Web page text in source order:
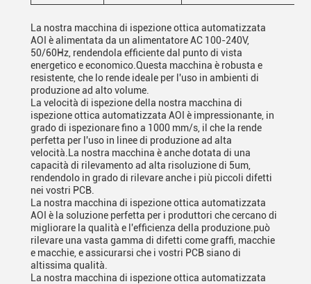
La nostra macchina di ispezione ottica automatizzata
AOI è alimentata da un alimentatore AC 100-240V,
50/60Hz, rendendola efficiente dal punto di vista
energetico e economico.Questa macchina è robusta e
resistente, che lo rende ideale per l'uso in ambienti di
produzione ad alto volume.
La velocità di ispezione della nostra macchina di
ispezione ottica automatizzata AOI è impressionante, in
grado di ispezionare fino a 1000 mm/s, il che la rende
perfetta per l'uso in linee di produzione ad alta
velocità.La nostra macchina è anche dotata di una
capacità di rilevamento ad alta risoluzione di 5um,
rendendolo in grado di rilevare anche i più piccoli difetti
nei vostri PCB.
La nostra macchina di ispezione ottica automatizzata
AOI è la soluzione perfetta per i produttori che cercano di
migliorare la qualità e l'efficienza della produzione.può
rilevare una vasta gamma di difetti come graffi, macchie
e macchie, e assicurarsi che i vostri PCB siano di
altissima qualità.
La nostra macchina di ispezione ottica automatizzata